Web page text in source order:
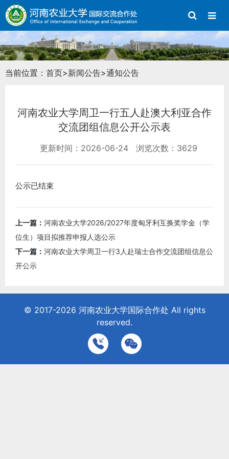
当前位置： 首页>新闻公告>通知公告
河南农业大学周卫一行五人赴澳大利亚合作
交流团组信息公开公示表
更新时间：2026-06-24 浏览次数：3629
公示已结束
上一篇： 河南农业大学2026/2027年度匈牙利互换奖学金（学
位生）项目拟推荐申报人选公示
下一篇： 河南农业大学周卫一行3人赴瑞士合作交流团组信息公
开公示
© 2017-2026 河南农业大学国际合作处 All rights
reserved.